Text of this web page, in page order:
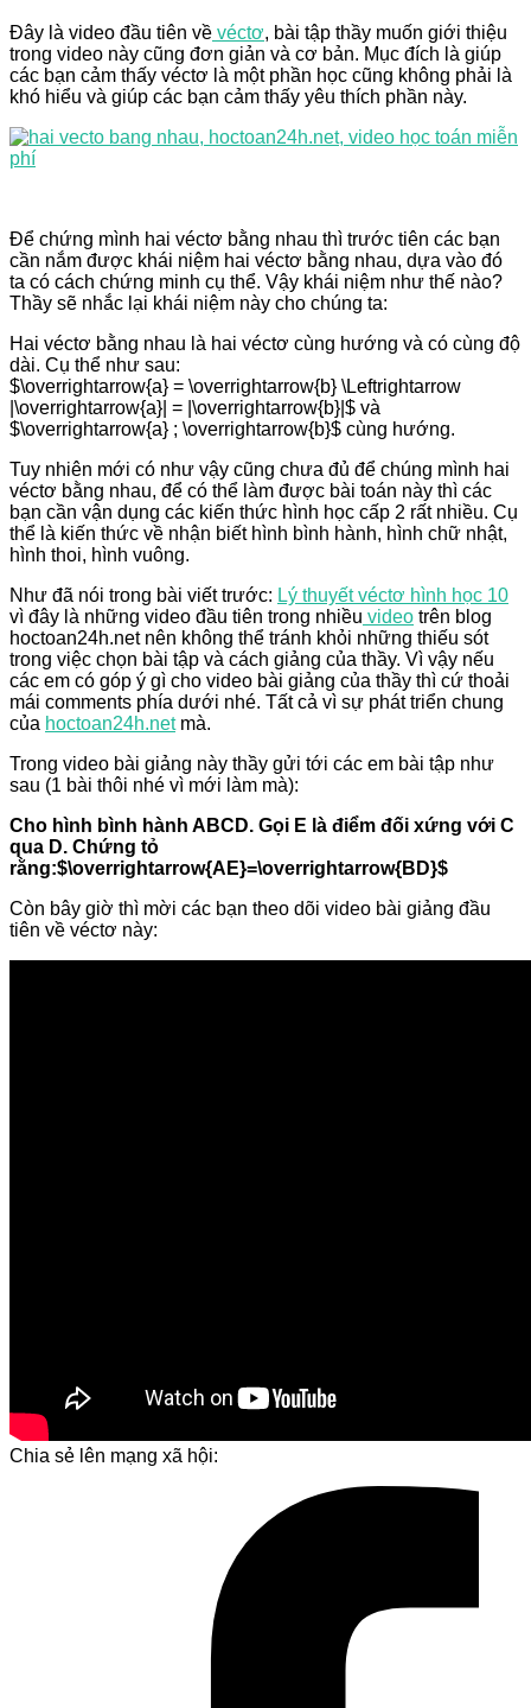
Đây là video đầu tiên về véctơ, bài tập thầy muốn giới thiệu
trong video này cũng đơn giản và cơ bản. Mục đích là giúp
các bạn cảm thấy véctơ là một phần học cũng không phải là
khó hiểu và giúp các bạn cảm thấy yêu thích phần này.
Để chứng mình hai véctơ bằng nhau thì trước tiên các bạn
cần nắm được khái niệm hai véctơ bằng nhau, dựa vào đó
ta có cách chứng minh cụ thể. Vậy khái niệm như thế nào?
Thầy sẽ nhắc lại khái niệm này cho chúng ta:
Hai véctơ bằng nhau là hai véctơ cùng hướng và có cùng độ
dài. Cụ thể như sau:
$\overrightarrow{a} = \overrightarrow{b} \Leftrightarrow
|\overrightarrow{a}| = |\overrightarrow{b}|$ và
$\overrightarrow{a} ; \overrightarrow{b}$ cùng hướng.
Tuy nhiên mới có như vậy cũng chưa đủ để chúng mình hai
véctơ bằng nhau, để có thể làm được bài toán này thì các
bạn cần vận dụng các kiến thức hình học cấp 2 rất nhiều. Cụ
thể là kiến thức về nhận biết hình bình hành, hình chữ nhật,
hình thoi, hình vuông.
Như đã nói trong bài viết trước: Lý thuyết véctơ hình học 10
vì đây là những video đầu tiên trong nhiều video trên blog
hoctoan24h.net nên không thể tránh khỏi những thiếu sót
trong việc chọn bài tập và cách giảng của thầy. Vì vậy nếu
các em có góp ý gì cho video bài giảng của thầy thì cứ thoải
mái comments phía dưới nhé. Tất cả vì sự phát triển chung
của hoctoan24h.netmà.
Trong video bài giảng này thầy gửi tới các em bài tập như
sau (1 bài thôi nhé vì mới làm mà):
Cho hình bình hành ABCD. Gọi E là điểm đối xứng với C
qua D. Chứng tỏ
rằng:$\overrightarrow{AE}=\overrightarrow{BD}$
Còn bây giờ thì mời các bạn theo dõi video bài giảng đầu
tiên về véctơ này:
Chia sẻ lên mạng xã hội: